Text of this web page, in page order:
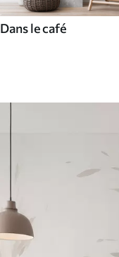
Dans le café